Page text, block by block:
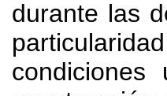
durante las